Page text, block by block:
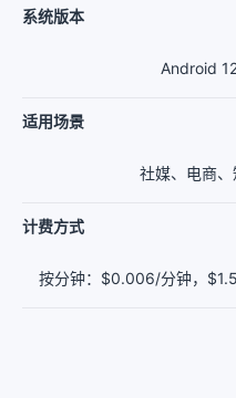
系统版本
Android
适用场景
社媒、电商
计费方式
按分钟：$0.006/分钟，